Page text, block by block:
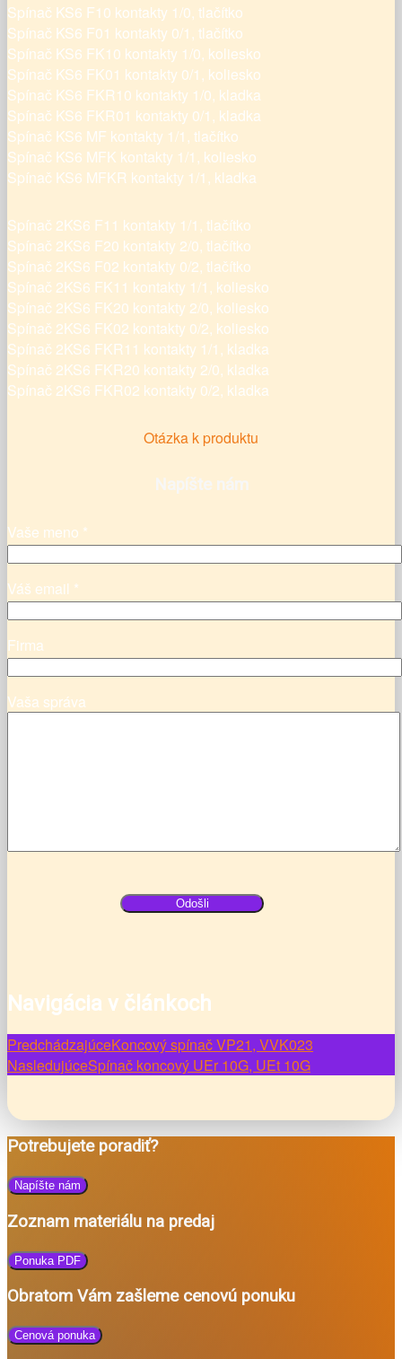
Spínač KS6 F10 kontakty 1/0, tlačítko
Spínač KS6 F01 kontakty 0/1, tlačítko
Spínač KS6 FK10 kontakty 1/0, koliesko
Spínač KS6 FK01 kontakty 0/1, koliesko
Spínač KS6 FKR10 kontakty 1/0, kladka
Spínač KS6 FKR01 kontakty 0/1, kladka
Spínač KS6 MF kontakty 1/1, tlačítko
Spínač KS6 MFK kontakty 1/1, koliesko
Spínač KS6 MFKR kontakty 1/1, kladka
Spínač 2KS6 F11 kontakty 1/1, tlačítko
Spínač 2KS6 F20 kontakty 2/0, tlačítko
Spínač 2KS6 F02 kontakty 0/2, tlačítko
Spínač 2KS6 FK11 kontakty 1/1, koliesko
Spínač 2KS6 FK20 kontakty 2/0, koliesko
Spínač 2KS6 FK02 kontakty 0/2, koliesko
Spínač 2KS6 FKR11 kontakty 1/1, kladka
Spínač 2KS6 FKR20 kontakty 2/0, kladka
Spínač 2KS6 FKR02 kontakty 0/2, kladka
Otázka k produktu
Napíšte nám
Vaše meno *
Váš email *
Firma
Vaša správa
Navigácia v článkoch
PredchádzajúceKoncový spínač VP21, VVK023
NasledujúceSpínač koncový UEr 10G, UEt 10G
Potrebujete poradiť?
Napíšte nám
Zoznam materiálu na predaj
Ponuka PDF
Obratom Vám zašleme cenovú ponuku
Cenová ponuka